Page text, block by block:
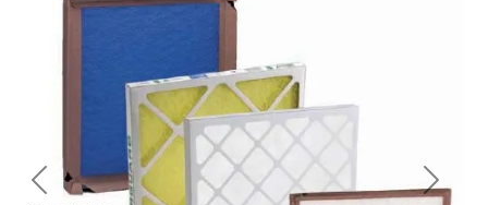
Previous Next